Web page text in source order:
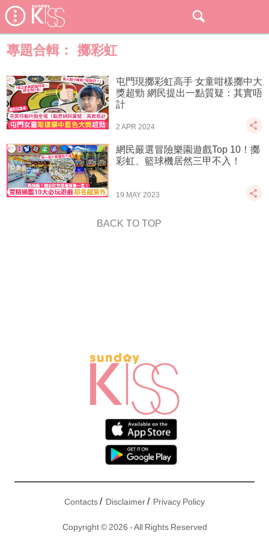
專題合輯： 擲彩虹
屯門現擲彩虹高手 女童咁樣擲中大
獎超勁 網民提出一點質疑：其實唔
計
2 APR 2024
網民嚴選冒險樂園遊戲Top 10！擲
彩虹、籃球機居然三甲不入！
19 MAY 2023
BACK TO TOP
Contacts/ Disclaimer/ Privacy Policy
Copyright © 2026 - All Rights Reserved